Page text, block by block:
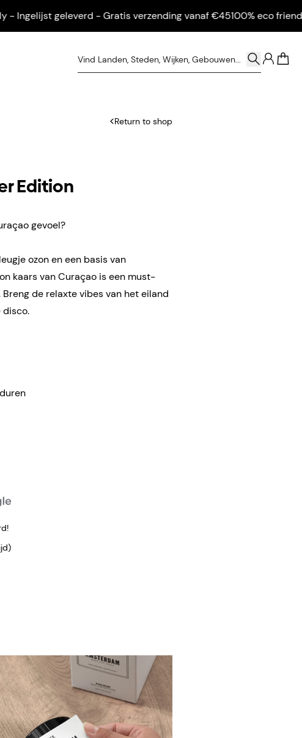
geleverd - Gratis verzending vanaf €45100% eco friendly -
Return to shop
Edition
gevoel?
ozon en een basis van
kaars van Curaçao is een must-
de relaxte vibes van het eiland
disco.